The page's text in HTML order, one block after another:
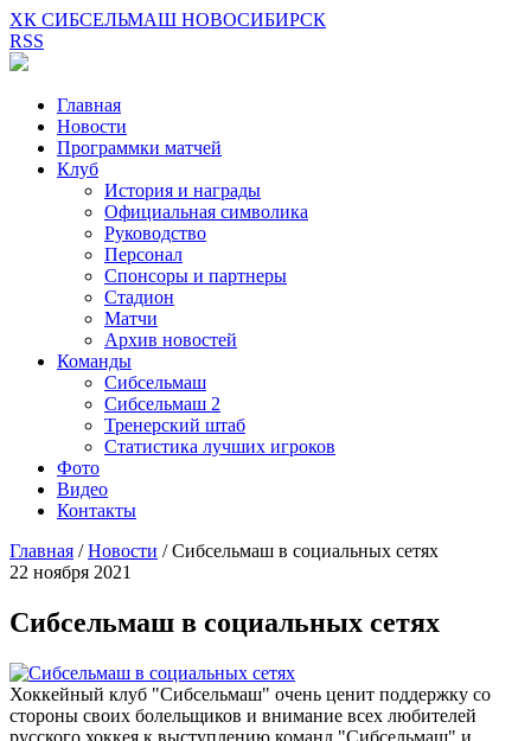
ХК СИБСЕЛЬМАШ НОВОСИБИРСК
RSS
Главная
Новости
Программки матчей
Клуб
История и награды
Официальная символика
Руководство
Персонал
Спонсоры и партнеры
Стадион
Матчи
Архив новостей
Команды
Сибсельмаш
Сибсельмаш 2
Тренерский штаб
Статистика лучших игроков
Фото
Видео
Контакты
Главная /Новости /Сибсельмаш в социальных сетях
22 ноября 2021
Сибсельмаш в социальных сетях
Хоккейный клуб "Сибсельмаш" очень ценит поддержку со
стороны своих болельщиков и внимание всех любителей
русского хоккея к выступлению команд "Сибсельмаш" и